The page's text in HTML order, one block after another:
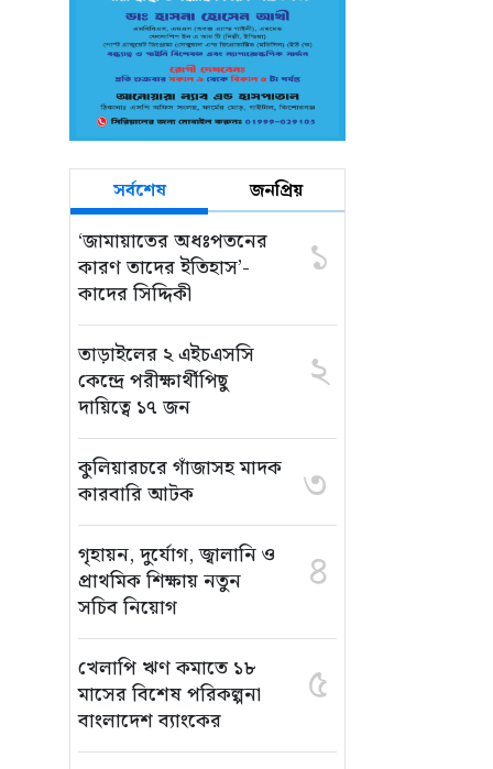
সর্বশেষ জনপ্রিয়
‘জামায়াতের অধঃপতনের
কারণ তাদের ইতিহাস’-
কাদের সিদ্দিকী
১
তাড়াইলের ২ এইচএসসি
কেন্দ্রে পরীক্ষার্থীপিছু
দায়িত্বে ১৭ জন
২
কুলিয়ারচরে গাঁজাসহ মাদক
কারবারি আটক
৩
গৃহায়ন, দুর্যোগ, জ্বালানি ও
প্রাথমিক শিক্ষায় নতুন
সচিব নিয়োগ
৪
খেলাপি ঋণ কমাতে ১৮
মাসের বিশেষ পরিকল্পনা
বাংলাদেশ ব্যাংকের
৫